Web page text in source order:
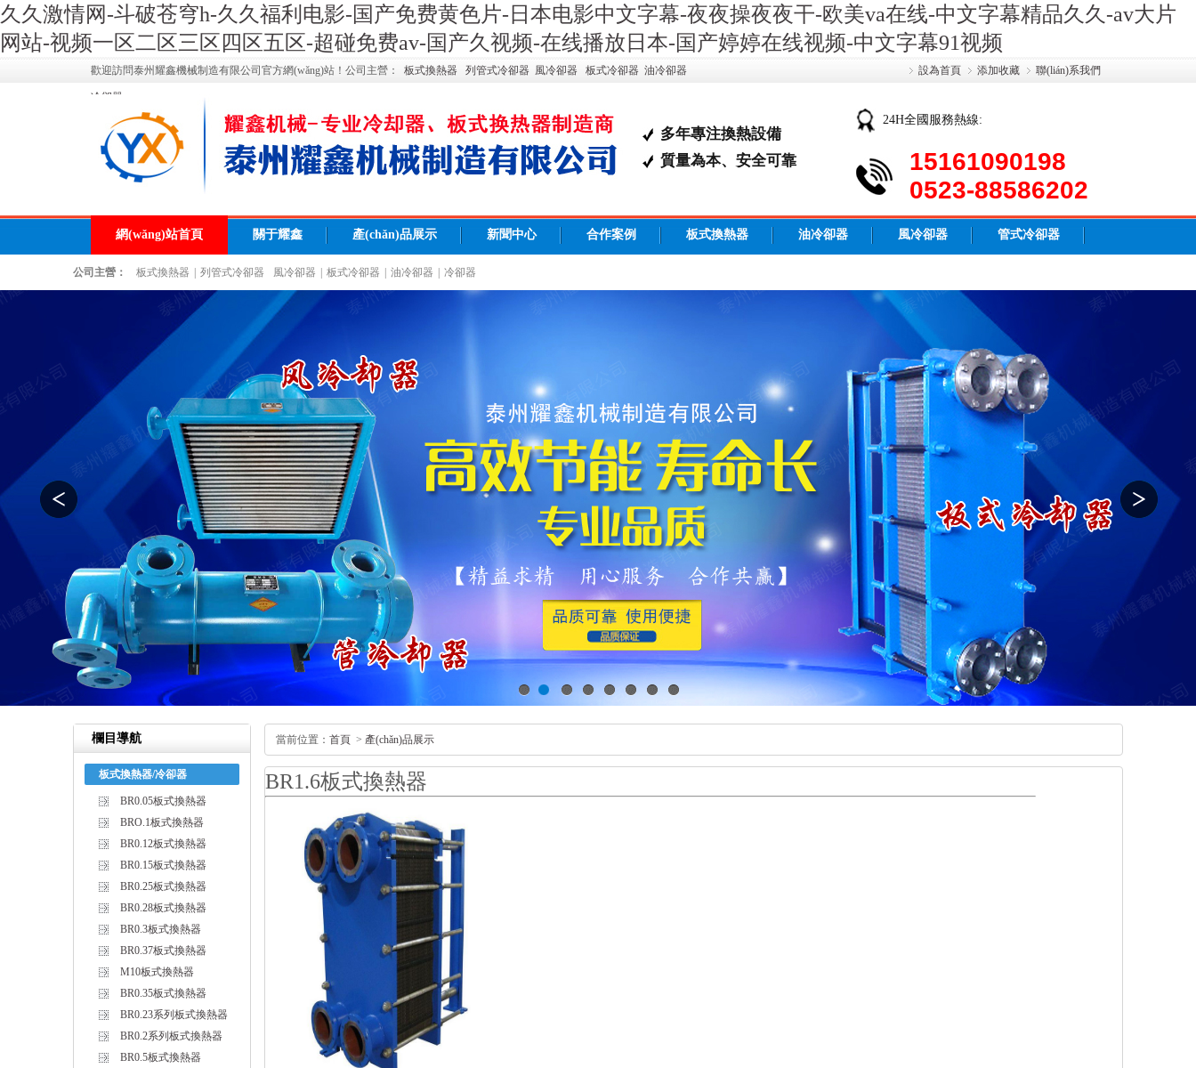
久久激情网-斗破苍穹h-久久福利电影-国产免费黄色片-日本电影中文字幕-夜夜操夜夜干-欧美va在线-中文字幕精品久久-av大片
网站-视频一区二区三区四区五区-超碰免费av-国产久视频-在线播放日本-国产婷婷在线视频-中文字幕91视频
歡迎訪問泰州耀鑫機械制造有限公司官方網(wǎng)站！公司主營： 板式換熱器 列管式冷卻器 風冷卻器 板式冷卻器 油冷卻器
冷卻器
設為首頁 添加收藏 聯(lián)系我們
多年專注換熱設備
質量為本、安全可靠
24H全國服務熱線:
15161090198
0523-88586202
網(wǎng)站首頁 關于耀鑫 產(chǎn)品展示 新聞中心 合作案例 板式換熱器 油冷卻器 風冷卻器 管式冷卻器
聯(lián)系耀鑫
公司主營： 板式換熱器 列管式冷卻器 風冷卻器 板式冷卻器 油冷卻器 冷卻器
欄目導航
板式換熱器/冷卻器
BR0.05板式換熱器
BRO.1板式換熱器
BR0.12板式換熱器
BR0.15板式換熱器
BR0.25板式換熱器
BR0.28板式換熱器
BR0.3板式換熱器
BR0.37板式換熱器
M10板式換熱器
BR0.35板式換熱器
BR0.23系列板式換熱器
BR0.2系列板式換熱器
BR0.5板式換熱器
當前位置： 首頁 > 產(chǎn)品展示
BR1.6板式換熱器